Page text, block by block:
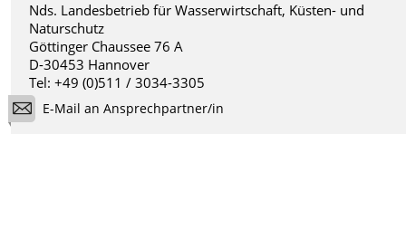
Nds. Landesbetrieb für Wasserwirtschaft, Küsten- und
Naturschutz
Göttinger Chaussee 76 A
D-30453 Hannover
Tel: +49 (0)511 / 3034-3305
E-Mail an Ansprechpartner/in